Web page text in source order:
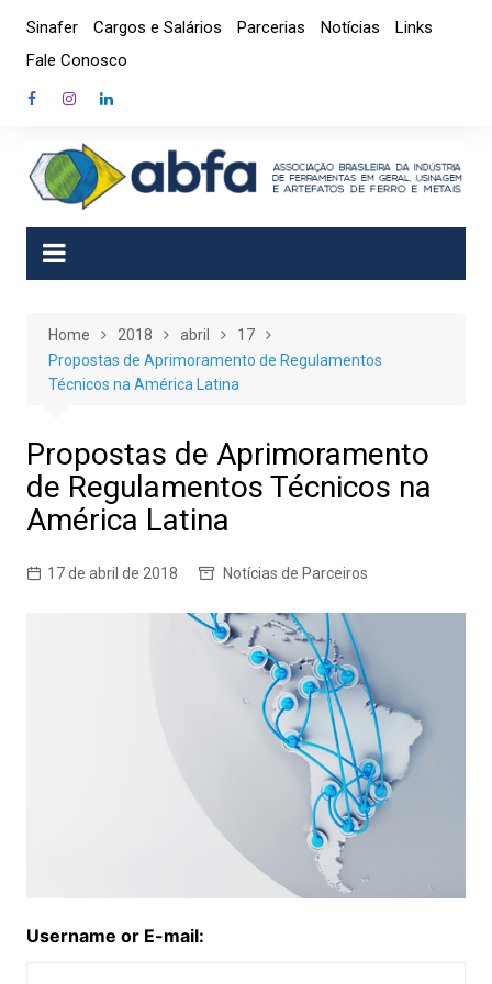
content
Sinafer Cargos e Salários Parcerias Notícias
Links
Fale Conosco
Home 2018 abril
17
Propostas de Aprimoramento de Regulamentos
Técnicos na América Latina
Propostas de Aprimoramento
de Regulamentos Técnicos na
América Latina
17 de abril de 2018 Notícias de Parceiros
Username or E-mail: